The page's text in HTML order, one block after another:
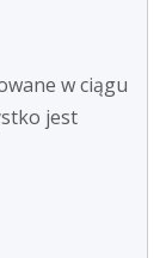
w ciągu
jest